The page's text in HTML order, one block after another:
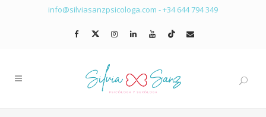
info@silviasanzpsicologa.com -+34 644 794 349